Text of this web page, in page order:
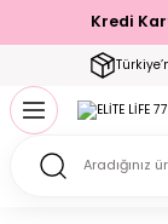
Kredi
Setler